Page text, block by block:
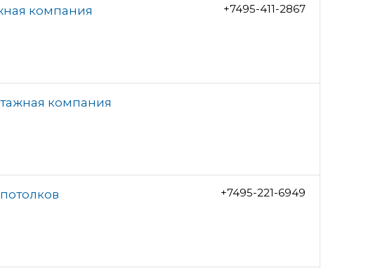
компания +7495-411-2867
компания
+7495-221-6949